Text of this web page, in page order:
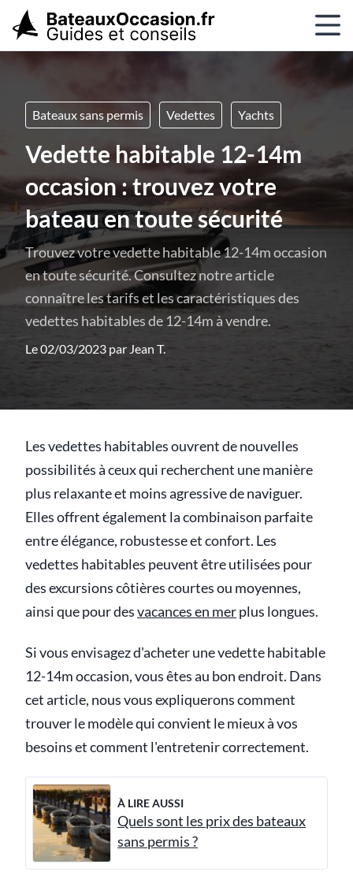
Bateaux sans permis Vedettes Yachts
Vedette habitable 12-14m
occasion : trouvez votre
bateau en toute sécurité
Trouvez votre vedette habitable 12-14m occasion
en toute sécurité. Consultez notre article
connaître les tarifs et les caractéristiques des
vedettes habitables de 12-14m à vendre.
Le 02/03/2023 par Jean T.
Les vedettes habitables ouvrent de nouvelles
possibilités à ceux qui recherchent une manière
plus relaxante et moins agressive de naviguer.
Elles offrent également la combinaison parfaite
entre élégance, robustesse et confort. Les
vedettes habitables peuvent être utilisées pour
des excursions côtières courtes ou moyennes,
ainsi que pour desvacances en merplus longues.
Si vous envisagez d'acheter une vedette habitable
12-14m occasion, vous êtes au bon endroit. Dans
cet article, nous vous expliquerons comment
trouver le modèle qui convient le mieux à vos
besoins et comment l'entretenir correctement.
À LIRE AUSSI
Quels sont les prix des bateaux
sans permis ?